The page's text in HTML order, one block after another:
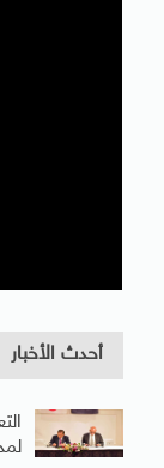
أحدث الأخبار